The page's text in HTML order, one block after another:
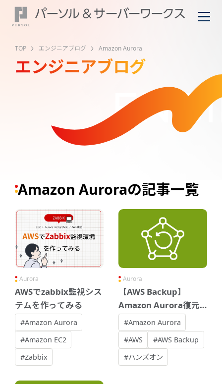
TOP エンジニアブログ Amazon Aurora
エンジニアブログ
Amazon Auroraの記事一覧
Aurora
AWSでzabbix監視シス
テムを作ってみる
#Amazon Aurora
#Amazon EC2
#Zabbix
Aurora
【AWS Backup】
Amazon Aurora復元
時の挙動について
#Amazon Aurora
#AWS
#AWS Backup
#ハンズオン